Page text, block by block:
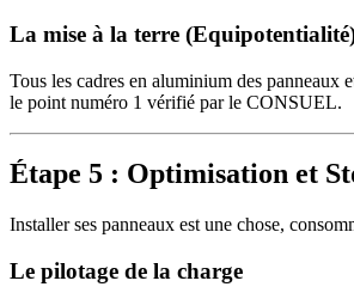
La mise à la terre
Tous les cadres en aluminium des panneaux
le point numéro 1 vérifié par le CONSUEL.
Étape 5 : Optimisation et
Installer ses panneaux est une chose,
Le pilotage de la charge